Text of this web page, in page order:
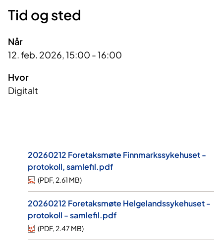
Tid og sted
Når
12. feb. 2026, 15:00 - 16:00
Hvor
Digitalt
20260212 Foretaksmøte Finnmarkssykehuset -
protokoll, samlefil.pdf
(PDF, 2.61 MB)
20260212 Foretaksmøte Helgelandssykehuset -
protokoll - samlefil.pdf
(PDF, 2.47 MB)